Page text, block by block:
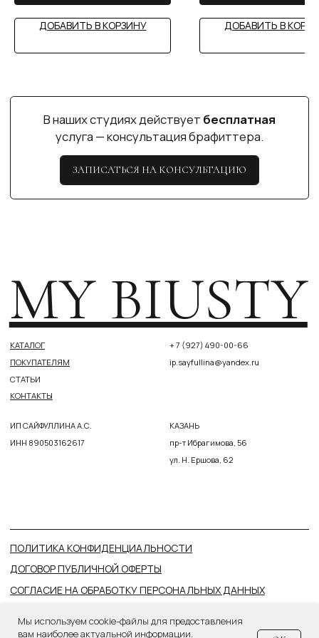
ДОБАВИТЬ В КОРЗИНУ ДОБАВИТЬ В
Мы используем cookie-файлы для предоставления
вам наиболее актуальной информации.